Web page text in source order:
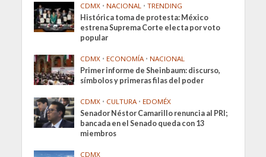
CDMX • NACIONAL • TRENDING
Histórica toma de protesta: México
estrena Suprema Corte electa por voto
popular
CDMX • ECONOMÍA • NACIONAL
Primer informe de Sheinbaum: discurso,
símbolos y primeras filas del poder
CDMX • CULTURA • EDOMÉX
Senador Néstor Camarillo renuncia al PRI;
bancada en el Senado queda con 13
miembros
CDMX